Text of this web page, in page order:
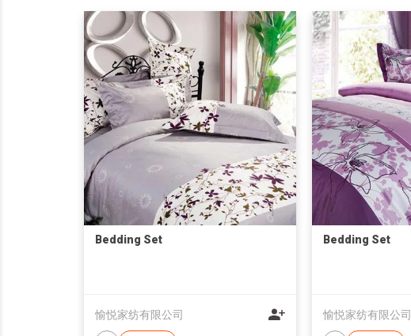
Bedding Set
愉悦家纺有限公司
Bedding Set
愉悦家纺有限公司